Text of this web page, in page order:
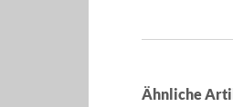
Ähnliche